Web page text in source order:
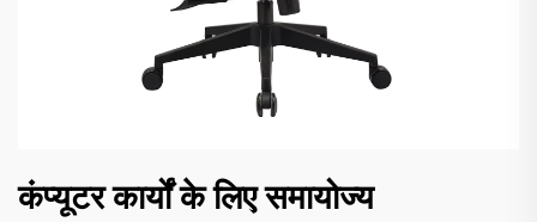
कंप्यूटर कार्यों के लिए समायोज्य